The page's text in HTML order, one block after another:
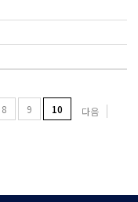
8 9 10
다음